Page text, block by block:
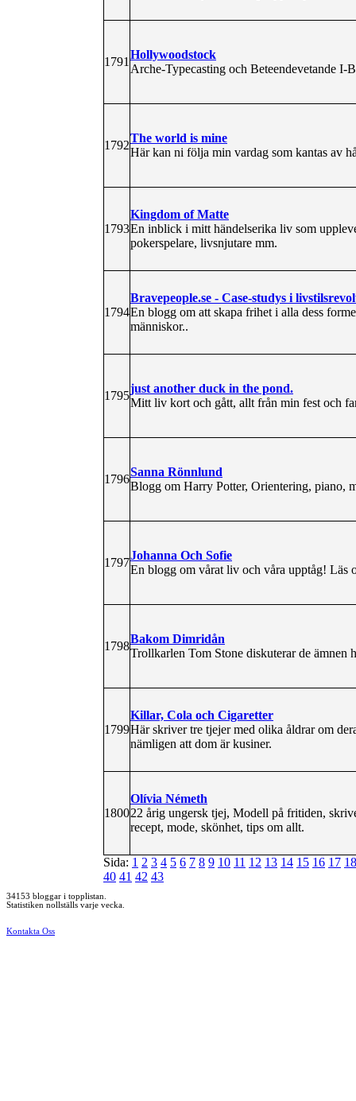
1791
Hollywoodstock
Arche-Typecasting och Beteendevetande I-
1792
The world is mine
Här kan ni följa min vardag som kantas av
1793
Kingdom of Matte
En inblick i mitt händelserika liv som
pokerspelare, livsnjutare mm.
1794
Bravepeople.se - Case-studys i
En blogg om att skapa frihet i alla dess
människor..
1795
just another duck in the pond.
Mitt liv kort och gått, allt från min fest och
1796
Sanna Rönnlund
Blogg om Harry Potter, Orientering, piano,
1797
Johanna Och Sofie
En blogg om vårat liv och våra upptåg! Läs
1798
Bakom Dimridån
Trollkarlen Tom Stone diskuterar de ämnen
1799
Killar, Cola och Cigaretter
Här skriver tre tjejer med olika åldrar om
nämligen att dom är kusiner.
1800
Olívia Németh
22 årig ungersk tjej, Modell på fritiden,
recept, mode, skönhet, tips om allt.
Sida: 1 2 3 4 5 6 7 8 9 10 11 12 13 14 15 16 17 18
40 41 42 43
34153 bloggar i topplistan.
Statistiken nollställs varje vecka.
Kontakta Oss